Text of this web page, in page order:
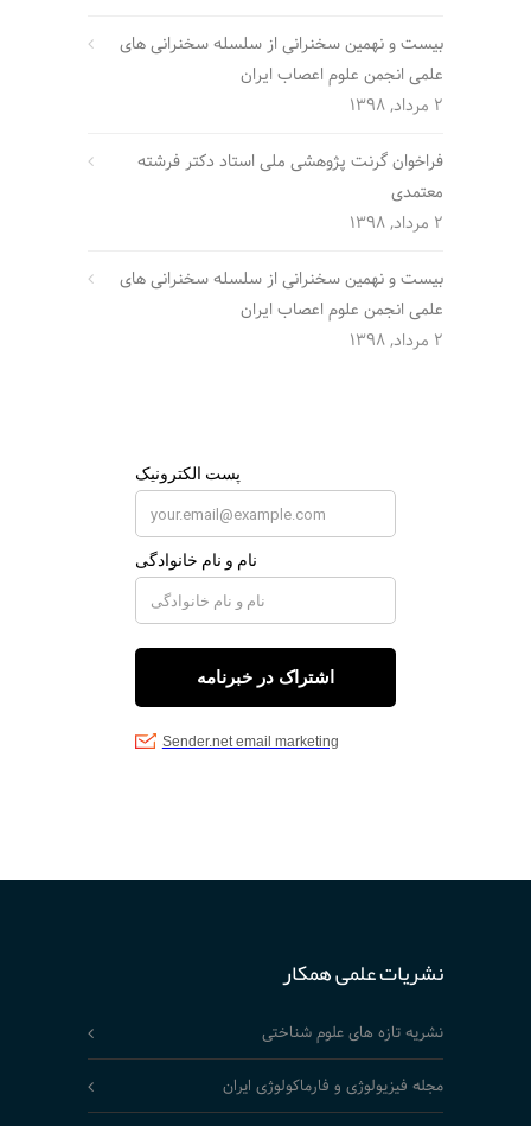
بیست و نهمین سخنرانی از سلسله سخنرانی های
علمی انجمن علوم اعصاب ایران
2 مرداد, 1398
فراخوان گرنت پژوهشی ملی استاد دکتر فرشته
معتمدی
2 مرداد, 1398
بیست و نهمین سخنرانی از سلسله سخنرانی های
علمی انجمن علوم اعصاب ایران
2 مرداد, 1398
نشریات علمی همکار
نشریه تازه های علوم شناختی
مجله فیزیولوژی و فارماکولوژی ایران